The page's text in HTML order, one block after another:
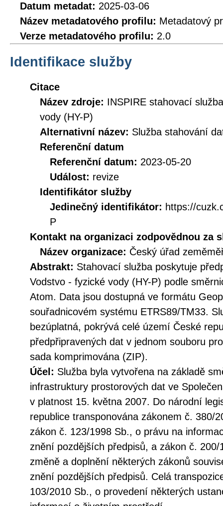
Datum metadat: 2025-03-06
Název metadatového profilu: Metadatový
Verze metadatového profilu: 2.0
Identifikace služby
Citace
Název zdroje: INSPIRE stahovací
vody (HY-P)
Alternativní název: Služba stahování
Referenční datum
Referenční datum: 2023-05-20
Událost: revize
Identifikátor služby
Jedinečný identifikátor: https://
P
Kontakt na organizaci zodpovědnou za
Název organizace: Český úřad
Abstrakt: Stahovací služba poskytuje
Vodstvo - fyzické vody (HY-P) podle
Atom. Data jsou dostupná ve formátu
souřadnicovém systému ETRS89/TM33.
bezúplatná, pokrývá celé území České
předpřipravených dat v jednom souboru
sada komprimována (ZIP).
Účel: Služba byla vytvořena na základě
infrastruktury prostorových dat ve
v platnost 15. května 2007. Do národní
republice transponována zákonem č. 380/
zákon č. 123/1998 Sb., o právu na
znění pozdějších předpisů, a zákon č.
změně a doplnění některých zákonů
znění pozdějších předpisů. Celá
103/2010 Sb., o provedení některých